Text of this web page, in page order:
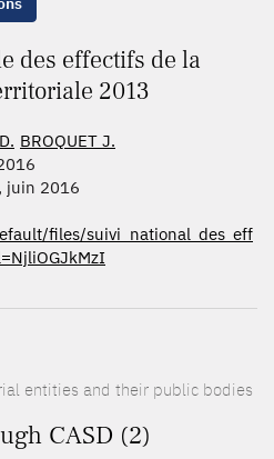
des effectifs de la
2013
BROQUET J.
juin 2016
files/suivi_national_des_eff
entities and their public bodies
CASD (2)